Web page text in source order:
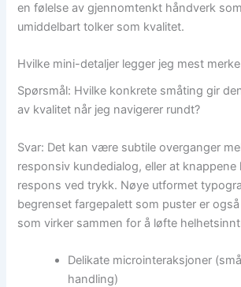
en følelse av gjennomtenkt håndverk
umiddelbart tolker som kvalitet.
Hvilke mini-detaljer legger jeg mest
Spørsmål: Hvilke konkrete småting gir
av kvalitet når jeg navigerer rundt?
Svar: Det kan være subtile overganger
responsiv kundedialog, eller at knappene
respons ved trykk. Nøye utformet
begrenset fargepalett som puster er
som virker sammen for å løfte
Delikate microinteraksjoner
handling)